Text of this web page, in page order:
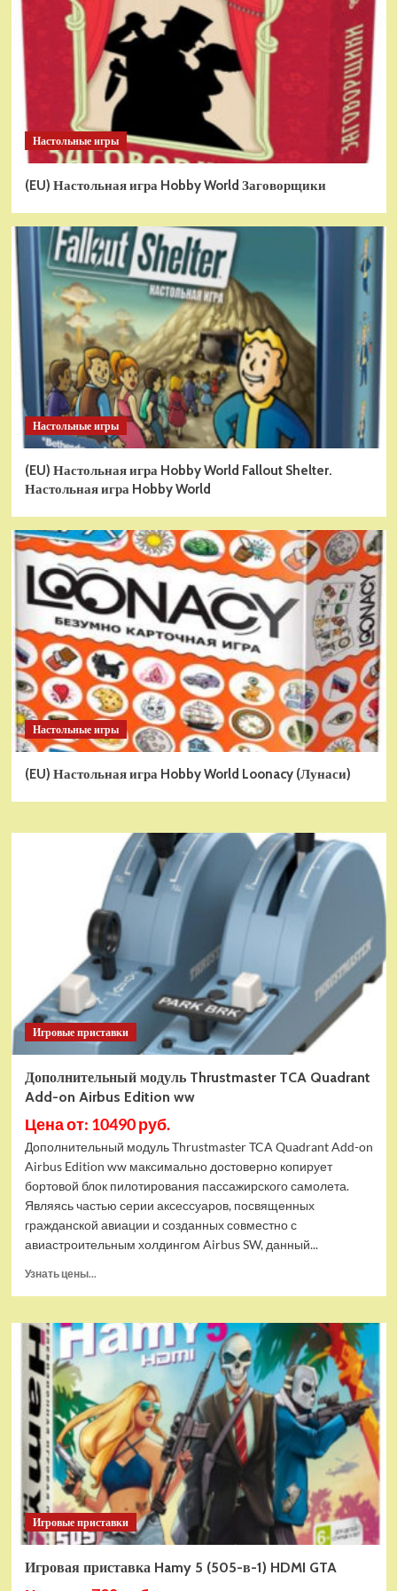
Настольные игры
(EU) Настольная игра Hobby World Заговорщики
Настольные игры
(EU) Настольная игра Hobby World Fallout Shelter.
Настольная игра Hobby World
Настольные игры
(EU) Настольная игра Hobby World Loonacy (Лунаси)
Игровые приставки
Дополнительный модуль Thrustmaster TCA Quadrant
Add-on Airbus Edition ww
Цена от: 10490 руб.
Дополнительный модуль Thrustmaster TCA Quadrant Add-on
Airbus Edition ww максимально достоверно копирует
бортовой блок пилотирования пассажирского самолета.
Являясь частью серии аксессуаров, посвященных
гражданской авиации и созданных совместно с
авиастроительным холдингом Airbus SW, данный...
Узнать цены...
Дополнительный
модуль
Thrustmaster
Quadrant
Add-
on
Airbus
Edition
ww
Игровые приставки
Игровая приставка Hamy 5 (505-в-1) HDMI GTA